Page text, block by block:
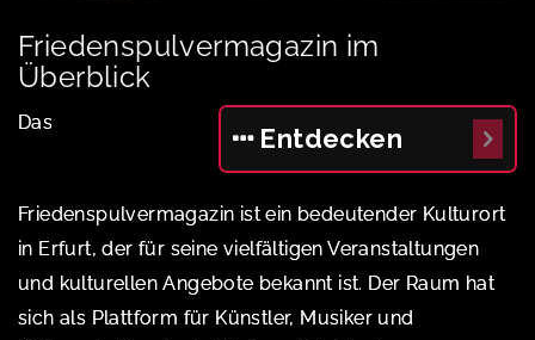
Friedenspulvermagazin im
Überblick
Entdecken
Das
Friedenspulvermagazin ist ein bedeutender Kulturort
in Erfurt, der für seine vielfältigen Veranstaltungen
und kulturellen Angebote bekannt ist. Der Raum hat
sich als Plattform für Künstler, Musiker und